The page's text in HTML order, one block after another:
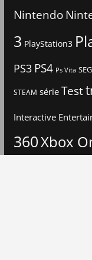
Nintendo
3 PlayStation3
PS3 PS4 Ps Vita
STEAM série Test
Interactive
360Xbox